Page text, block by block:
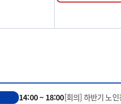
14:00 ~ 18:00[회의] 하반기 노